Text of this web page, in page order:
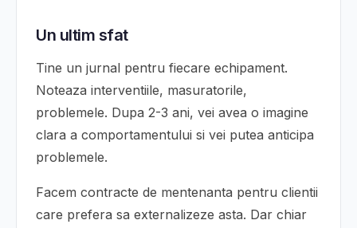
Un ultim sfat
Tine un jurnal pentru fiecare echipament.
Noteaza interventiile, masuratorile,
problemele. Dupa 2-3 ani, vei avea o imagine
clara a comportamentului si vei putea anticipa
problemele.
Facem contracte de mentenanta pentru clientii
care prefera sa externalizeze asta. Dar chiar